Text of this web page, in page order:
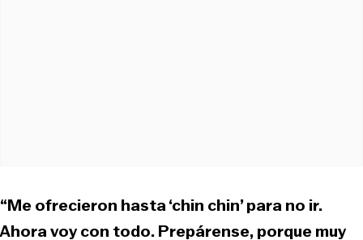
“Me ofrecieron hasta ‘chin chin’ para no ir.
Ahora voy con todo. Prepárense, porque muy